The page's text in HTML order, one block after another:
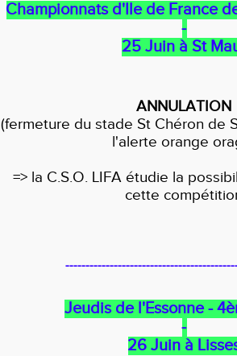
Championnats d'Ile de France
-
25 Juin à St
ANNULATION
(fermeture du stade St Chéron de
l'alerte orange
=> la C.S.O. LIFA étudie la
cette
Jeudis de l'Essonne -
-
26 Juin à